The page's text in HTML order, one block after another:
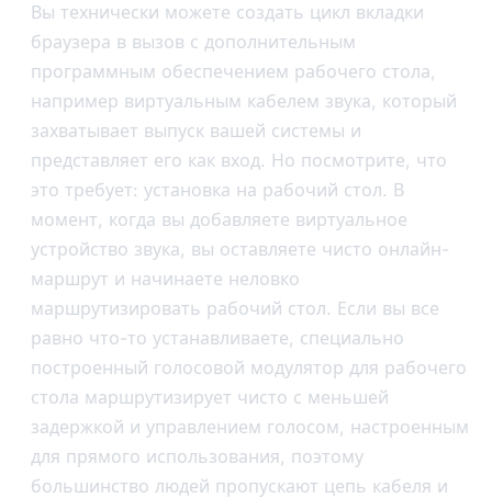
Вы технически можете создать цикл вкладки
браузера в вызов с дополнительным
программным обеспечением рабочего стола,
например виртуальным кабелем звука, который
захватывает выпуск вашей системы и
представляет его как вход. Но посмотрите, что
это требует: установка на рабочий стол. В
момент, когда вы добавляете виртуальное
устройство звука, вы оставляете чисто онлайн-
маршрут и начинаете неловко
маршрутизировать рабочий стол. Если вы все
равно что-то устанавливаете, специально
построенный голосовой модулятор для рабочего
стола маршрутизирует чисто с меньшей
задержкой и управлением голосом, настроенным
для прямого использования, поэтому
большинство людей пропускают цепь кабеля и